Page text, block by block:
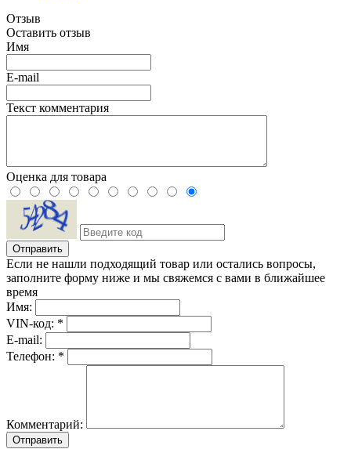
Отзыв
Оставить отзыв
Имя
E-mail
Текст комментария
Оценка для товара
Если не нашли подходящий товар или остались вопросы,
заполните форму ниже и мы свяжемся с вами в ближайшее
время
Имя:
VIN-код: *
E-mail:
Телефон: *
Комментарий:
Отправить